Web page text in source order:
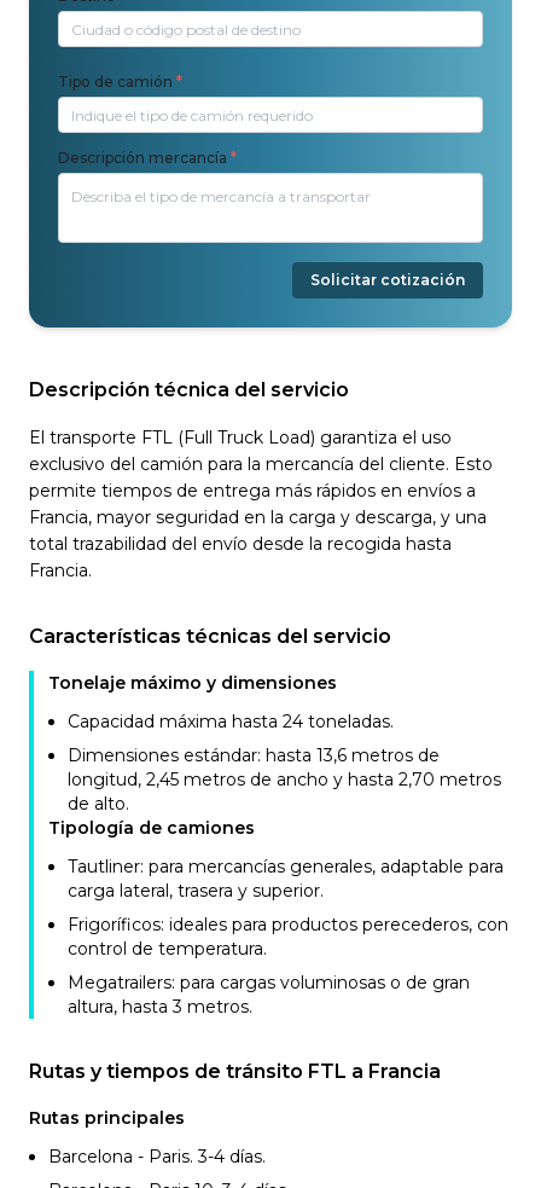
Tipo de camión *
Descripción mercancía *
Solicitar cotización
Descripción técnica del servicio
El transporte FTL (Full Truck Load) garantiza el uso
exclusivo del camión para la mercancía del cliente. Esto
permite tiempos de entrega más rápidos en envíos a
Francia, mayor seguridad en la carga y descarga, y una
total trazabilidad del envío desde la recogida hasta
Francia.
Características técnicas del servicio
Tonelaje máximo y dimensiones
Capacidad máxima hasta 24 toneladas.
Dimensiones estándar: hasta 13,6 metros de
longitud, 2,45 metros de ancho y hasta 2,70 metros
de alto.
Tipología de camiones
Tautliner: para mercancías generales, adaptable para
carga lateral, trasera y superior.
Frigoríficos: ideales para productos perecederos, con
control de temperatura.
Megatrailers: para cargas voluminosas o de gran
altura, hasta 3 metros.
Rutas y tiempos de tránsito FTL a Francia
Rutas principales
Barcelona - Paris. 3-4 días.